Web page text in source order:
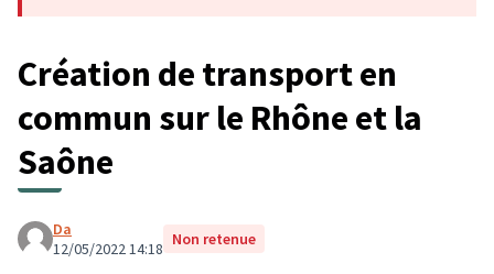
Création de transport en
commun sur le Rhône et la
Saône
Da
12/05/2022 14:18 Non retenue